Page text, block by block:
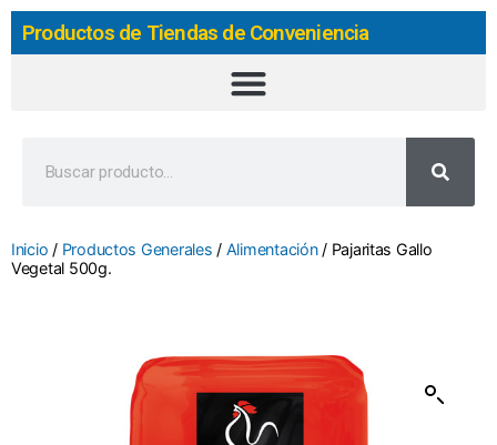
Productos de Tiendas de Conveniencia
Inicio / Productos Generales / Alimentación/ Pajaritas Gallo
Vegetal 500g.